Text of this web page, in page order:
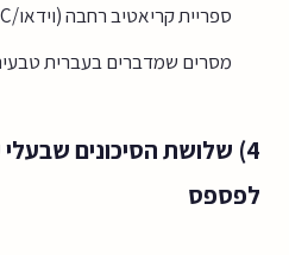
ספריית קריאטיב רחבה (וידאו/UGC/סטילס)
מסרים שמדברים בעברית
4) שלושת הסיכונים
לפספס